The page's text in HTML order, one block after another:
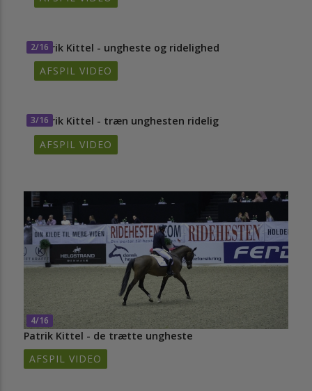
2/16
Patrik Kittel - ungheste og ridelighed
AFSPIL VIDEO
3/16
Patrik Kittel - træn unghesten ridelig
AFSPIL VIDEO
4/16
Patrik Kittel - de trætte ungheste
AFSPIL VIDEO